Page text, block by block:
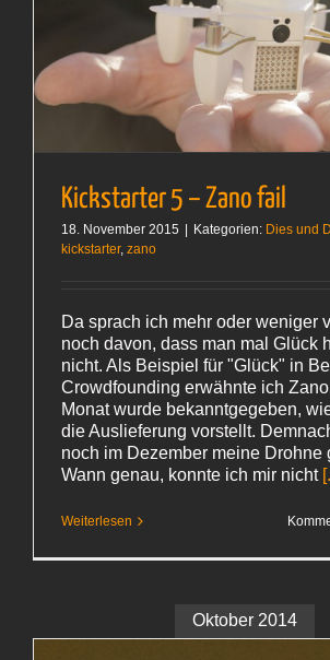
Kickstarter 5 – Zano fail
18. November 2015 | Kategorien: Dies und
kickstarter, zano
Da sprach ich mehr oder weniger
noch davon, dass man mal Glück
nicht. Als Beispiel für "Glück" in
Crowdfounding erwähnte ich
Monat wurde bekanntgegeben,
die Auslieferung vorstellt.
noch im Dezember meine Drohne
Wann genau, konnte ich mir nicht
Weiterlesen
Oktober 2014